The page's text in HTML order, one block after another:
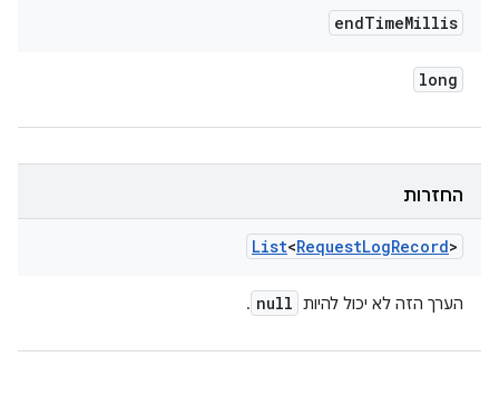
endTimeMillis
long
החזרות
List<RequestLogRecord>
הערך הזה לא יכול להיות null
.